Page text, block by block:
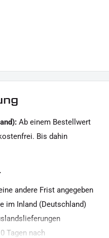
Inhalt über den Lieferumfang hinaus
Ab einem Bestellwert
Bis dahin
andere Frist angegeben
im Inland (Deutschland)
Tagen nach